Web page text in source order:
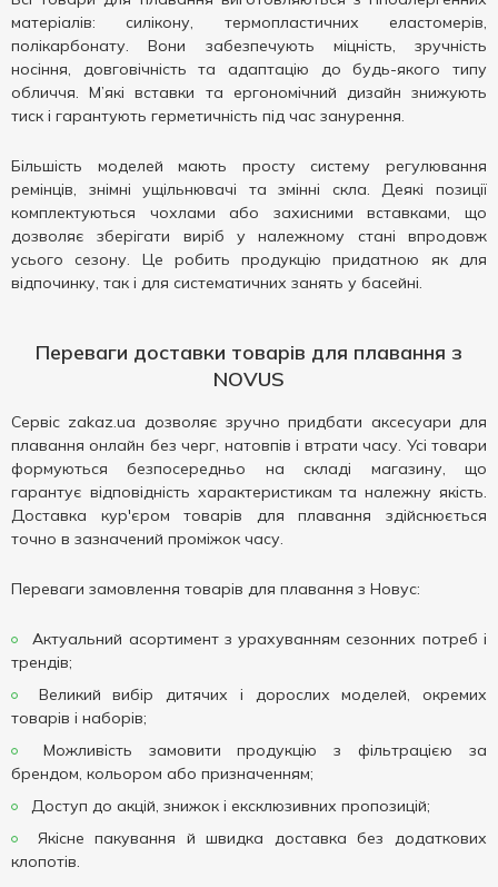
матеріалів: силікону, термопластичних еластомерів,
полікарбонату. Вони забезпечують міцність, зручність
носіння, довговічність та адаптацію до будь-якого типу
обличчя. М’які вставки та ергономічний дизайн знижують
тиск і гарантують герметичність під час занурення.
Більшість моделей мають просту систему регулювання
ремінців, знімні ущільнювачі та змінні скла. Деякі позиції
комплектуються чохлами або захисними вставками, що
дозволяє зберігати виріб у належному стані впродовж
усього сезону. Це робить продукцію придатною як для
відпочинку, так і для систематичних занять у басейні.
Переваги доставки товарів для плавання з
NOVUS
Сервіс zakaz.ua дозволяє зручно придбати аксесуари для
плавання онлайн без черг, натовпів і втрати часу. Усі товари
формуються безпосередньо на складі магазину, що
гарантує відповідність характеристикам та належну якість.
Доставка кур'єром товарів для плавання здійснюється
точно в зазначений проміжок часу.
Переваги замовлення товарів для плавання з Новус:
Актуальний асортимент з урахуванням сезонних потреб і
трендів;
Великий вибір дитячих і дорослих моделей, окремих
товарів і наборів;
Можливість замовити продукцію з фільтрацією за
брендом, кольором або призначенням;
Доступ до акцій, знижок і ексклюзивних пропозицій;
Якісне пакування й швидка доставка без додаткових
клопотів.